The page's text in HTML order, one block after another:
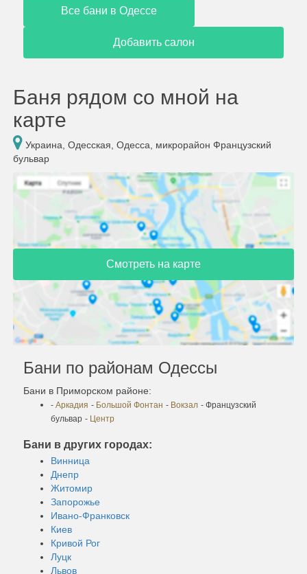
Все бани в Одессе
Добавить салон
Баня рядом со мной на
карте
Украина, Одесская, Одесса, микрорайон Французский
бульвар
Смотреть на карте
Бани по районам Одессы
Бани в Приморском районе:
- Аркадия - Большой Фонтан - Вокзал - Французский
бульвар - Центр
Бани в других городах:
Винница
Днепр
Житомир
Запорожье
Ивано-Франковск
Киев
Кривой Рог
Луцк
Львов